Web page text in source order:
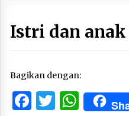
Istri dan anak
Bagikan dengan:
Facebook
Twitter